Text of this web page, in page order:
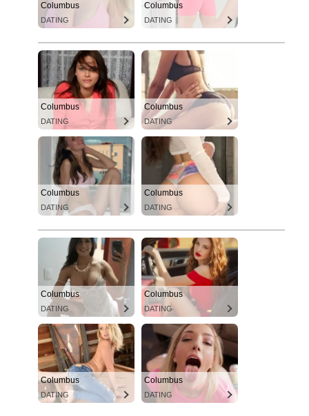
Columbus
DATING
Columbus
DATING
Columbus
DATING
Columbus
DATING
Columbus
DATING
Columbus
DATING
Columbus
DATING
Columbus
DATING
Columbus
DATING
Columbus
DATING